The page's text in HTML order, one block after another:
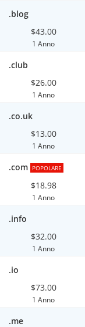
.blog
$43.00
1 Anno
.club
$26.00
1 Anno
.co.uk
$13.00
1 Anno
.com POPOLARE
$18.98
1 Anno
.info
$32.00
1 Anno
.io
$73.00
1 Anno
.me